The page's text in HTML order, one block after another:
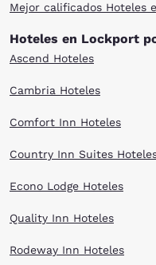
Mejor calificados Hoteles
Hoteles en Lockport
Ascend Hoteles
Cambria Hoteles
Comfort Inn Hoteles
Country Inn Suites
Econo Lodge Hoteles
Quality Inn Hoteles
Rodeway Inn Hoteles